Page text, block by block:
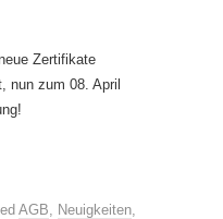
Zertifikate
nun zum 08. April
AGB, Neuigkeiten,